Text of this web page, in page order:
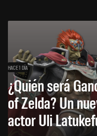
HACE 1 DÍA
¿Quién será
of Zelda? Un
actor Uli